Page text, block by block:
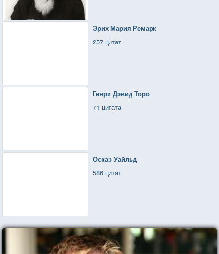
Эрих Мария Ремарк
257 цитат
Генри Дэвид Торо
71 цитата
Оскар Уайльд
586 цитат